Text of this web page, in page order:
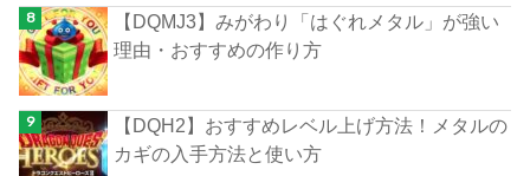
【DQMJ3】みがわり「はぐれメタル」が強い
理由・おすすめの作り方
【DQH2】おすすめレベル上げ方法！メタルの
カギの入手方法と使い方